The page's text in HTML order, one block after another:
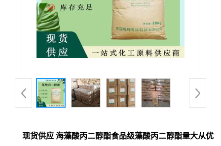
现货供应 海藻酸丙二醇酯食品级藻酸丙二醇酯量大从优